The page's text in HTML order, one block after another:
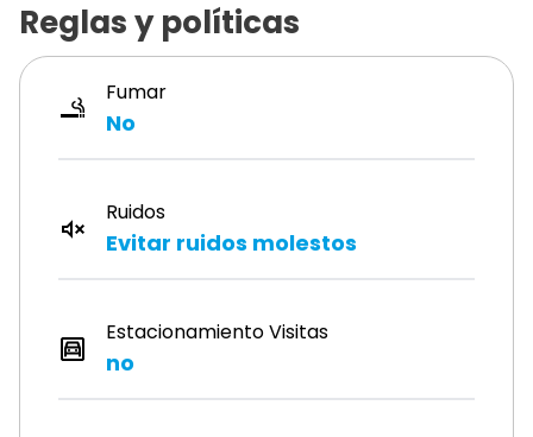
Reglas y políticas
Fumar
No
Ruidos
Evitar ruidos molestos
Estacionamiento Visitas
no